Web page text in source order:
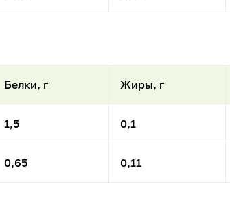
Белки, г Жиры, г
1,5 0,1
0,65 0,11